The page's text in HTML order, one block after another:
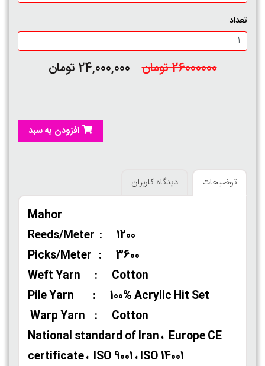
تعداد
26000000 تومان 24,000,000 تومان
افزودن به سبد
توضیحات دیدگاه کاربران
Mahor
Reeds/Meter : 1200
Picks/Meter : 3600
Weft Yarn : Cotton
Pile Yarn : 100% Acrylic Hit Set
Warp Yarn : Cotton
National standard of Iran ، Europe CE
certificate ، ISO 9001 ، ISO 14001